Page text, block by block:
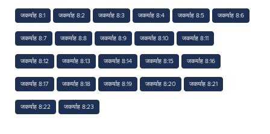
जकर्याह 8:1 जकर्याह 8:2 जकर्याह 8:3 जकर्याह 8:4 जकर्याह 8:5 जकर्याह 8:6
जकर्याह 8:7 जकर्याह 8:8 जकर्याह 8:9 जकर्याह 8:10 जकर्याह 8:11
जकर्याह 8:12 जकर्याह 8:13 जकर्याह 8:14 जकर्याह 8:15 जकर्याह 8:16
जकर्याह 8:17 जकर्याह 8:18 जकर्याह 8:19 जकर्याह 8:20 जकर्याह 8:21
जकर्याह 8:22 जकर्याह 8:23